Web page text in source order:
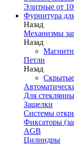
Элитные от
Фурнитура
Назад
Механизмы
Назад
Петли
Назад
Для
Защелки
Системы
Фиксаторы
AGB
Цилиндры